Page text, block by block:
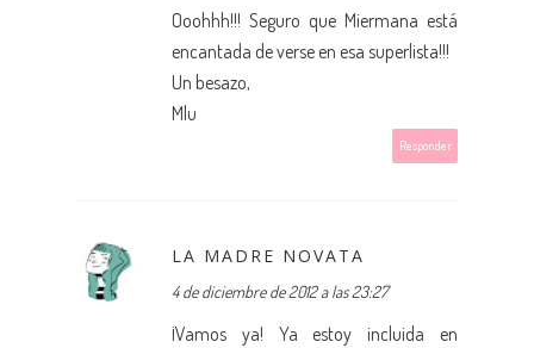
Ooohhh!!! Seguro que Miermana está
encantada de verse en esa superlista!!!
Un besazo,
Mlu
Responder
LA MADRE NOVATA
4 de diciembre de 2012 a las 23:27
¡Vamos ya! Ya estoy incluida en